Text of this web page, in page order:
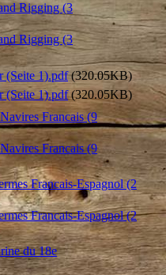
Rigging (3
Rigging (3
(Seite 1).pdf(320.05KB)
(Seite 1).pdf(320.05KB)
Francais (9
Francais (9
Francais-Espagnol (2
Francais-Espagnol (2
du 18e